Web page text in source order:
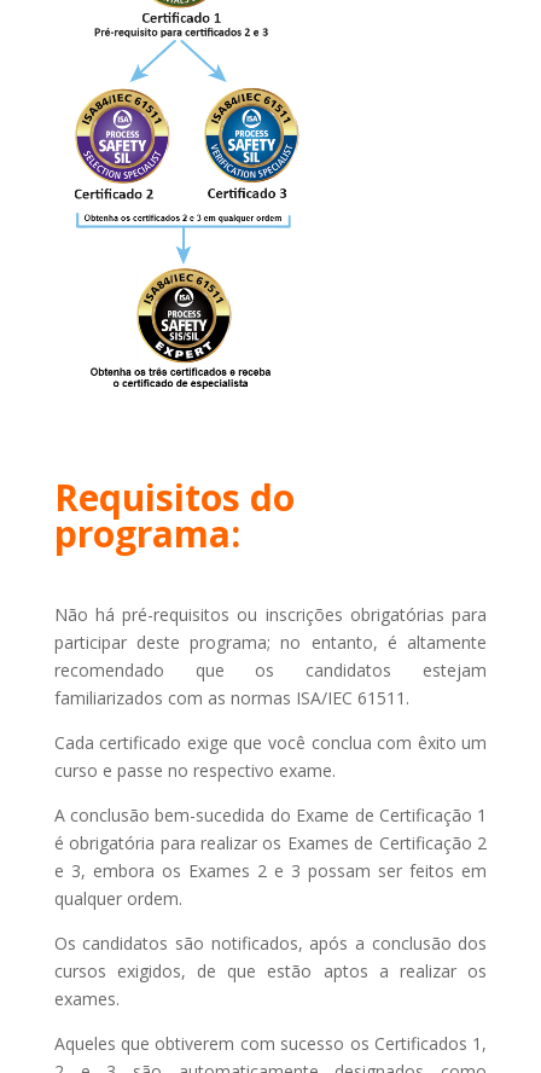
Requisitos do
programa:
Não há pré-requisitos ou inscrições obrigatórias para
participar deste programa; no entanto, é altamente
recomendado que os candidatos estejam
familiarizados com as normas ISA/IEC 61511.
Cada certificado exige que você conclua com êxito um
curso e passe no respectivo exame.
A conclusão bem-sucedida do Exame de Certificação 1
é obrigatória para realizar os Exames de Certificação 2
e 3, embora os Exames 2 e 3 possam ser feitos em
qualquer ordem.
Os candidatos são notificados, após a conclusão dos
cursos exigidos, de que estão aptos a realizar os
exames.
Aqueles que obtiverem com sucesso os Certificados 1,